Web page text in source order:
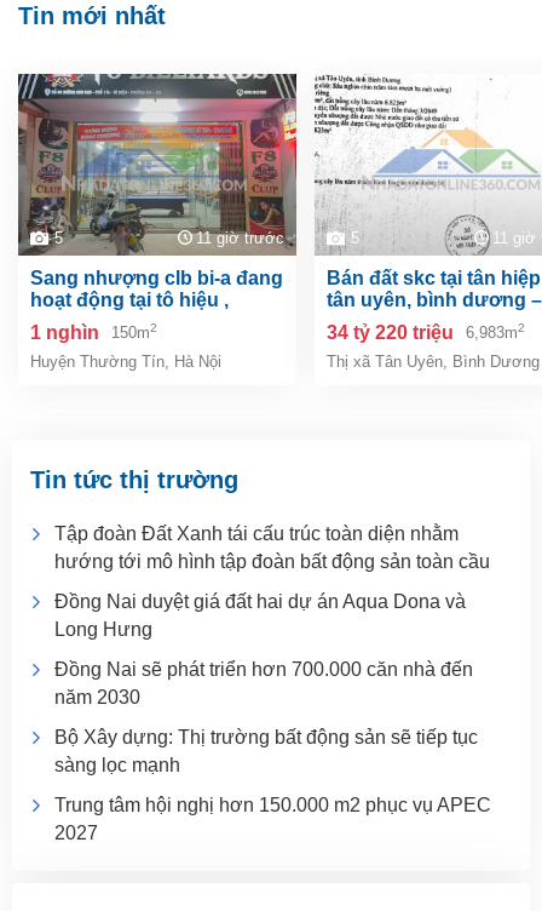
Tin mới nhất
5 11 giờ trước
sang nhượng clb bi-a đang
hoạt động tại tô hiệu ,
thường tín, hà nội
1 nghìn 150m2
Huyện Thường Tín, Hà Nội
5 11
bán đất skc tại tân hiệp, tp.
tân uyên, bình dương –
6.983m²
34 tỷ 220 triệu 6,983m2
Thị xã Tân Uyên, Bình Dương
Tin tức thị trường
Tập đoàn Đất Xanh tái cấu trúc toàn diện nhằm
hướng tới mô hình tập đoàn bất động sản toàn cầu
Đồng Nai duyệt giá đất hai dự án Aqua Dona và
Long Hưng
Đồng Nai sẽ phát triển hơn 700.000 căn nhà đến
năm 2030
Bộ Xây dựng: Thị trường bất động sản sẽ tiếp tục
sàng lọc mạnh
Trung tâm hội nghị hơn 150.000 m2 phục vụ APEC
2027